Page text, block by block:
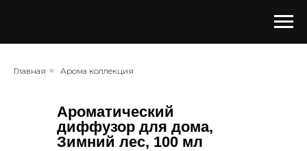
Главная » Арома коллекция
Ароматический
диффузор для дома,
Зимний лес, 100 мл